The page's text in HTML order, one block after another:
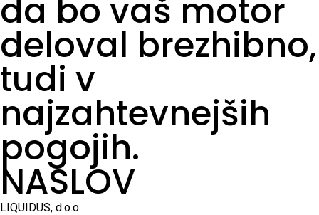
da bo vaš motor
deloval brezhibno,
tudi v
najzahtevnejših
pogojih.
NASLOV
LIQUIDUS, d.o.o.